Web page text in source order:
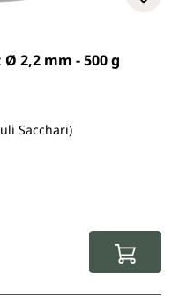
2,2 mm - 500 g
Sacchari)